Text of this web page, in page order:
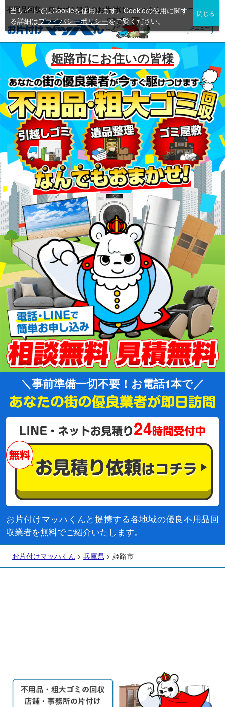
不用品回収・粗大ゴミ処分のお片付けマッハくん
メニュー
姫路市にお住いの皆様
事前準備一切不要！お電話1本で
お片付けマッハくんと提携する各地域の優良不用品回
収業者を無料でご紹介いたします。
お片付けマッハくん > 兵庫県 > 姫路市
当サイトではCookieを使用します。Cookieの使用に関す
る詳細はプライバシーポリシーをご覧ください。